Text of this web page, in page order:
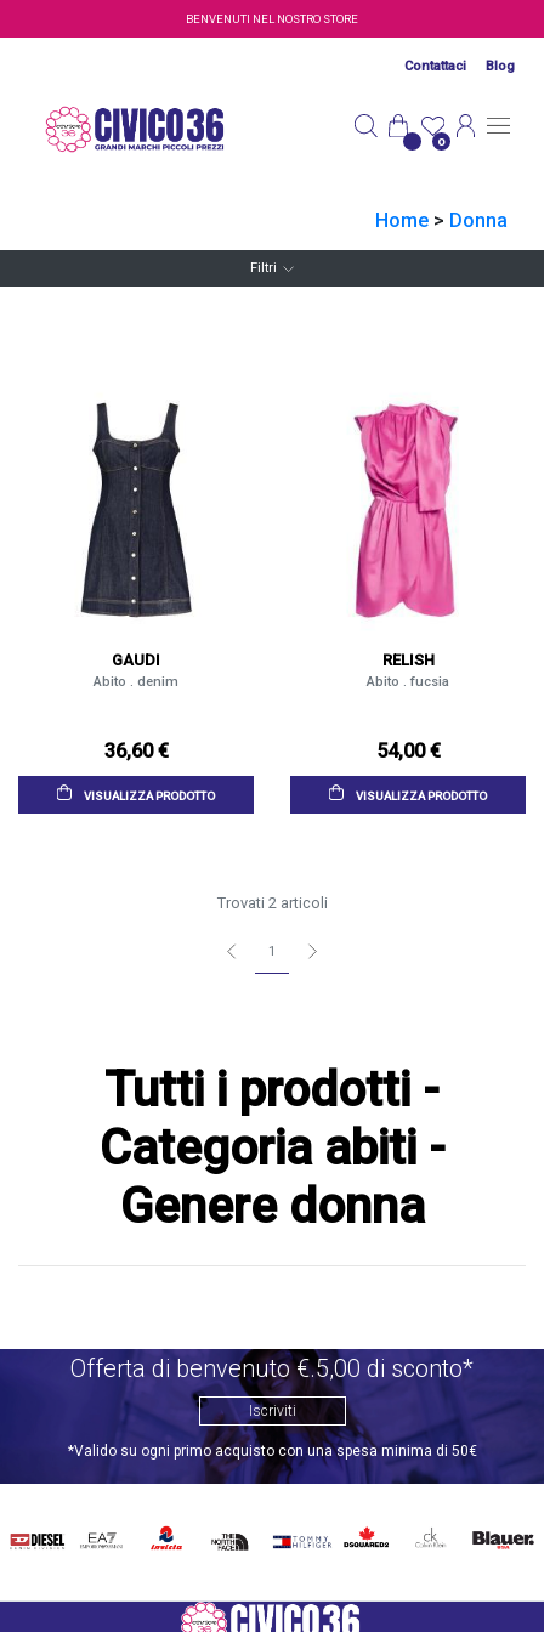
Salta al contenuto principaleBENVENUTI NEL NOSTRO STORE
Contattaci Blog
0
Home > Donna
Filtri
GAUDI
Abito . denim
36,60 €
VISUALIZZA PRODOTTO
RELISH
Abito . fucsia
54,00 €
VISUALIZZA PRODOTTO
Trovati 2 articoli
1
Tutti i prodotti -
Categoria abiti -
Genere donna
Offerta di benvenuto €.5,00 di sconto*
Iscriviti
*Valido su ogni primo acquisto con una spesa minima di 50€
DIESEL EA7 INVICTATHE
TOMMY
DSQUARED2
CALVIN BLAUER